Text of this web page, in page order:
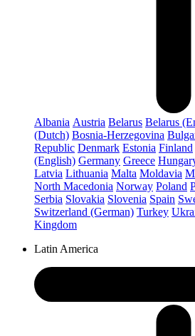
Albania Austria Belarus Belarus
(Dutch) Bosnia-Herzegovina
Republic Denmark Estonia Finland
(English) Germany Greece
Latvia Lithuania Malta Moldavia
North Macedonia Norway Poland
Serbia Slovakia Slovenia Spain
Switzerland (German) Turkey
Kingdom
Latin America